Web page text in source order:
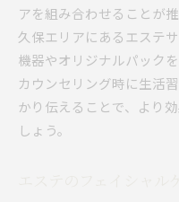
アを組み合わせることが
久保エリアにあるエステ
機器やオリジナルパック
カウンセリング時に生活
かり伝えることで、より
しょう。